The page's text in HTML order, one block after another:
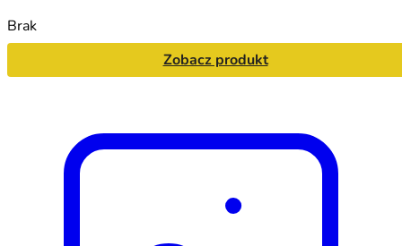
Brak
Zobacz produkt